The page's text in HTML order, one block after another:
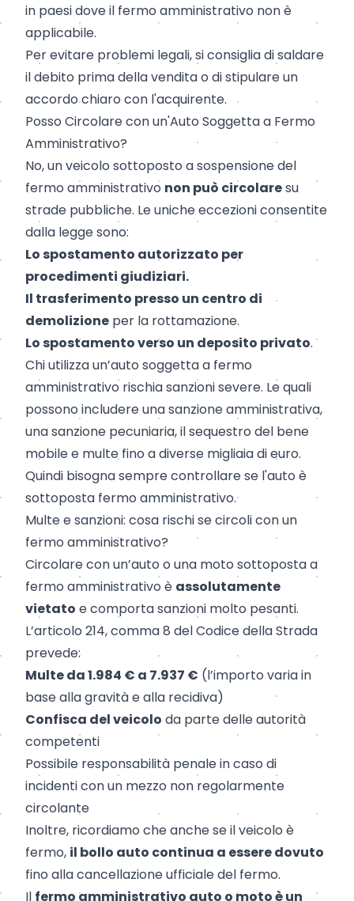
in paesi dove il fermo amministrativo non è
applicabile.
Per evitare problemi legali, si consiglia di saldare
il debito prima della vendita o di stipulare un
accordo chiaro con l'acquirente.
Posso Circolare con un'Auto Soggetta a Fermo
Amministrativo?
No, un veicolo sottoposto a sospensione del
fermo amministrativo non può circolaresu
strade pubbliche. Le uniche eccezioni consentite
dalla legge sono:
Lo spostamento autorizzato per
procedimenti giudiziari.
Il trasferimento presso un centro di
demolizione per la rottamazione.
Lo spostamento verso un deposito privato.
Chi utilizza un’auto soggetta a fermo
amministrativo rischia sanzioni severe. Le quali
possono includere una sanzione amministrativa,
una sanzione pecuniaria, il sequestro del bene
mobile e multe fino a diverse migliaia di euro.
Quindi bisogna sempre controllare se l'auto è
sottoposta fermo amministrativo.
Multe e sanzioni: cosa rischi se circoli con un
fermo amministrativo?
Circolare con un’auto o una moto sottoposta a
fermo amministrativo è assolutamente
vietato e comporta sanzioni molto pesanti.
L’articolo 214, comma 8 del Codice della Strada
prevede:
Multe da 1.984 € a 7.937 € (l’importo varia in
base alla gravità e alla recidiva)
Confisca del veicolo da parte delle autorità
competenti
Possibile responsabilità penale in caso di
incidenti con un mezzo non regolarmente
circolante
Inoltre, ricordiamo che anche se il veicolo è
fermo, il bollo auto continua a essere dovuto
fino alla cancellazione ufficiale del fermo.
Il fermo amministrativo auto o moto è un